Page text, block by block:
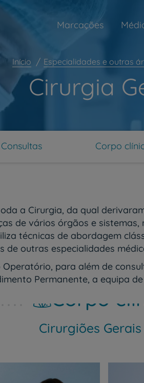
Marcações
Início Especialidades e outras
Cirurgia
Consultas Corpo
a Cirurgia, da qual
de vários órgãos e
técnicas de abordagem
outras especialidades
Operatório, para além de
Permanente, a equipa
Corpo
Cirurgiões Gerais